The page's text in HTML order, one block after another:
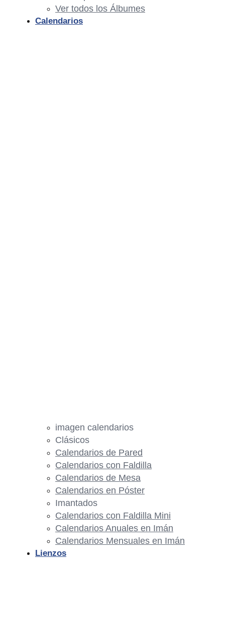
Ver todos los Álbumes
Calendarios
imagen calendarios
Clásicos
Calendarios de Pared
Calendarios con Faldilla
Calendarios de Mesa
Calendarios en Póster
Imantados
Calendarios con Faldilla Mini
Calendarios Anuales en Imán
Calendarios Mensuales en Imán
Lienzos